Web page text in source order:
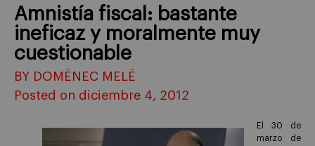
Amnistía fiscal: bastante
ineficaz y moralmente muy
cuestionable
BY DOMÈNEC MELÉ
Posted on diciembre 4, 2012
El 30 de
marzo de